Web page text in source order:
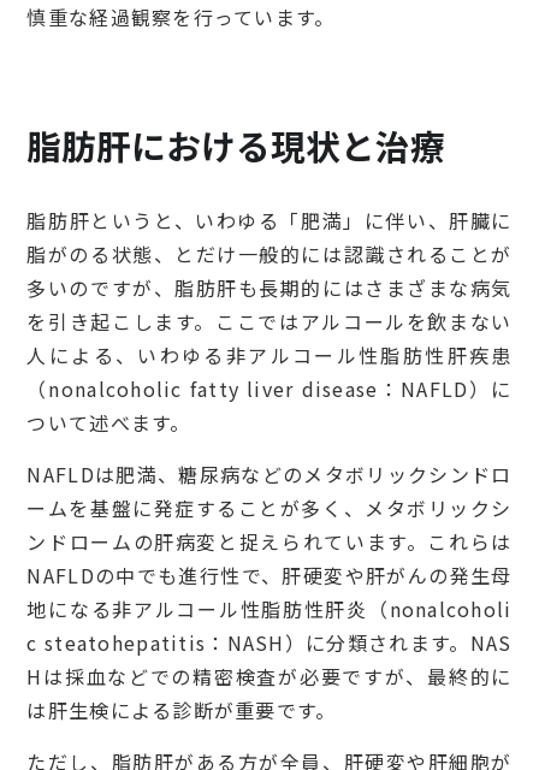
慎重な経過観察を行っています。
脂肪肝における現状と治療
脂肪肝というと、いわゆる「肥満」に伴い、肝臓に
脂がのる状態、とだけ一般的には認識されることが
多いのですが、脂肪肝も長期的にはさまざまな病気
を引き起こします。ここではアルコールを飲まない
人による、いわゆる非アルコール性脂肪性肝疾患
（nonalcoholic fatty liver disease：NAFLD）に
ついて述べます。
NAFLDは肥満、糖尿病などのメタボリックシンドロ
ームを基盤に発症することが多く、メタボリックシ
ンドロームの肝病変と捉えられています。これらは
NAFLDの中でも進行性で、肝硬変や肝がんの発生母
地になる非アルコール性脂肪性肝炎（nonalcoholi
c steatohepatitis：NASH）に分類されます。NAS
Hは採血などでの精密検査が必要ですが、最終的に
は肝生検による診断が重要です。
ただし、脂肪肝がある方が全員、肝硬変や肝細胞が